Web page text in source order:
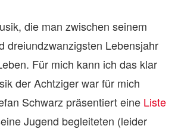
die man zwischen seinem
dreiundzwanzigsten Lebensjahr
Für mich kann ich das klar
der Achtziger war für mich
Schwarz präsentiert eine Liste
Jugend begleiteten (leider